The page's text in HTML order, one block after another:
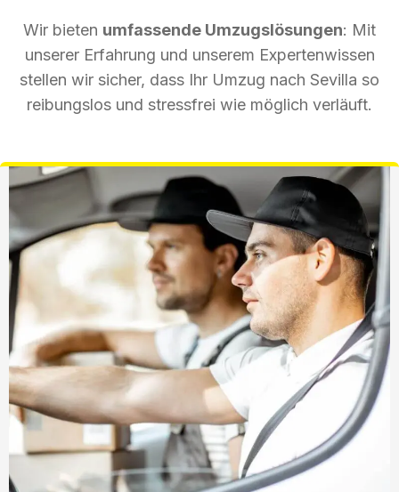
Wir bieten umfassende Umzugslösungen: Mit
unserer Erfahrung und unserem Expertenwissen
stellen wir sicher, dass Ihr Umzug nach Sevilla so
reibungslos und stressfrei wie möglich verläuft.